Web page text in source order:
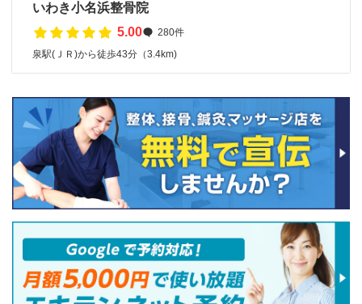
いわき小名浜整骨院
5.00
280件
泉駅(ＪＲ)から徒歩43分（3.4km)